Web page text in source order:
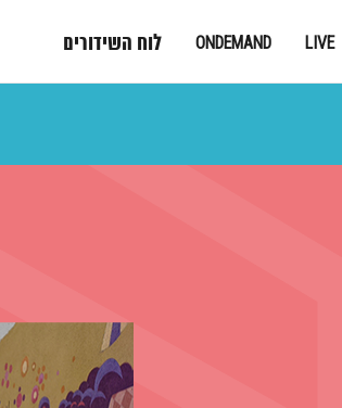
LIVE
ONDEMAND לוח השידורים